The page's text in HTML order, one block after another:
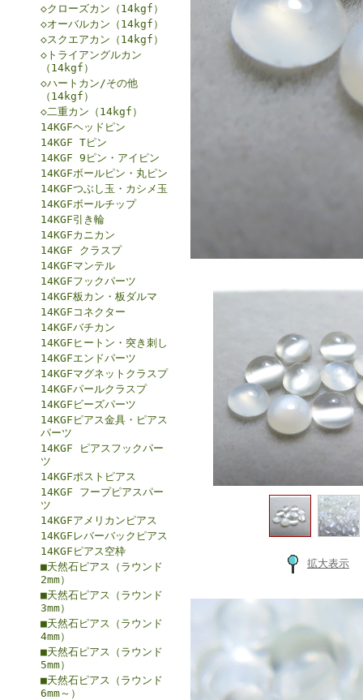
◇クローズカン（14kgf）
◇オーバルカン（14kgf）
◇スクエアカン（14kgf）
◇トライアングルカン
（14kgf）
◇ハートカン/その他
（14kgf）
◇二重カン（14kgf）
14KGFヘッドピン
14KGF Tピン
14KGF 9ピン・アイピン
14KGFボールピン・丸ピン
14KGFつぶし玉・カシメ玉
14KGFボールチップ
14KGF引き輪
14KGFカニカン
14KGF クラスプ
14KGFマンテル
14KGFフックパーツ
14KGF板カン・板ダルマ
14KGFコネクター
14KGFバチカン
14KGFヒートン・突き刺し
14KGFエンドパーツ
14KGFマグネットクラスプ
14KGFパールクラスプ
14KGFビーズパーツ
14KGFピアス金具・ピアス
パーツ
14KGF ピアスフックパー
ツ
14KGFポストピアス
14KGF フープピアスパー
ツ
14KGFアメリカンピアス
14KGFレバーバックピアス
14KGFピアス空枠
■天然石ピアス（ラウンド
2mm）
■天然石ピアス（ラウンド
3mm）
■天然石ピアス（ラウンド
4mm）
■天然石ピアス（ラウンド
5mm）
■天然石ピアス（ラウンド
6mm～）
拡大表示